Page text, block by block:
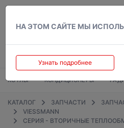
НА ЭТОМ САЙТЕ МЫ
Узнать подробнее
КОТЛЫ КОНДИЦИОНЕРЫ
КАТАЛОГ ЗАПЧАСТИ
VIESSMANN
СЕРИЯ - ВТОРИЧНЫЕ